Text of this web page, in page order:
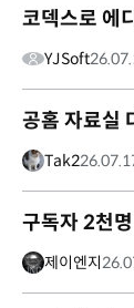
코덱스로 에
YJSoft
공홈 자료실
Tak2
구독자 2천
제이엔지